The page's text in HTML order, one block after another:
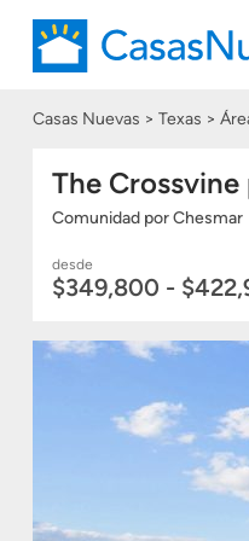
Casas Nuevas Texas
The
Comunidad por Chesmar
desde
$349,800 -